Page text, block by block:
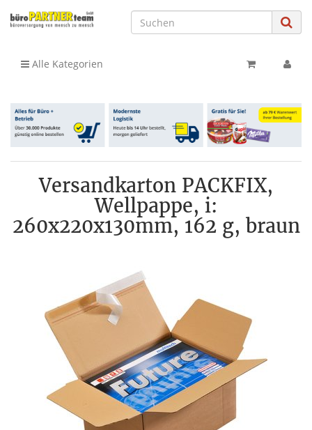
Alle Kategorien
Versandkarton PACKFIX,
Wellpappe, i:
260x220x130mm, 162 g, braun